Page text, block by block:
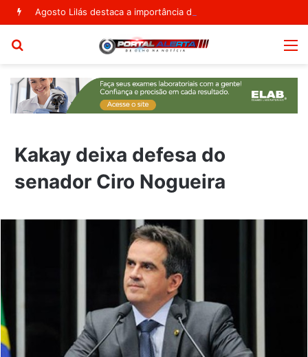
Kakay deixa defesa do
senador Ciro Nogueira